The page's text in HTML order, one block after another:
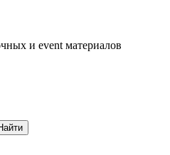
и event материалов